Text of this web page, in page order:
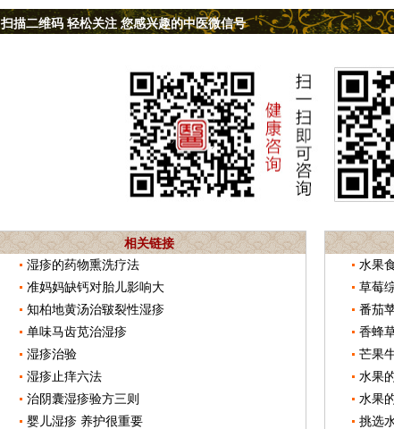
扫描二维码 轻松关注 您感兴趣的中医微信号
相关链接
湿疹的药物熏洗疗法
准妈妈缺钙对胎儿影响大
知柏地黄汤治皲裂性湿疹
单味马齿苋治湿疹
湿疹治验
湿疹止痒六法
治阴囊湿疹验方三则
婴儿湿疹 养护很重要
水果
草莓
番茄
香蜂
芒果
水果
水果
挑选